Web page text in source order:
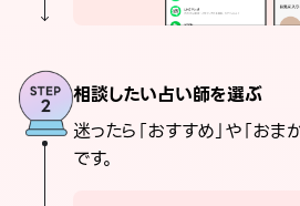
相談したい占い師を選ぶ
迷ったら「おすすめ」や「お
です。